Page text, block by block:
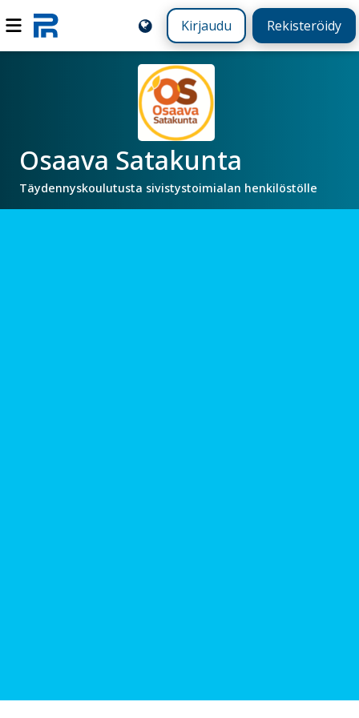
Kirjaudu Rekisteröidy
Osaava Satakunta
Täydennyskoulutusta sivistystoimialan henkilöstölle